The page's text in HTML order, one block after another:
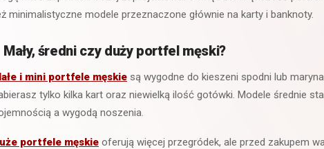
minimalistyczne modele przeznaczone głównie na karty i banknoty.
Mały, średni czy duży portfel męski?
i mini portfele męskie są wygodne do kieszeni spodni lub
tylko kilka kart oraz niewielką ilość gotówki. Modele średnie
a wygodą noszenia.
portfele męskie oferują więcej przegródek, ale przed zakupem